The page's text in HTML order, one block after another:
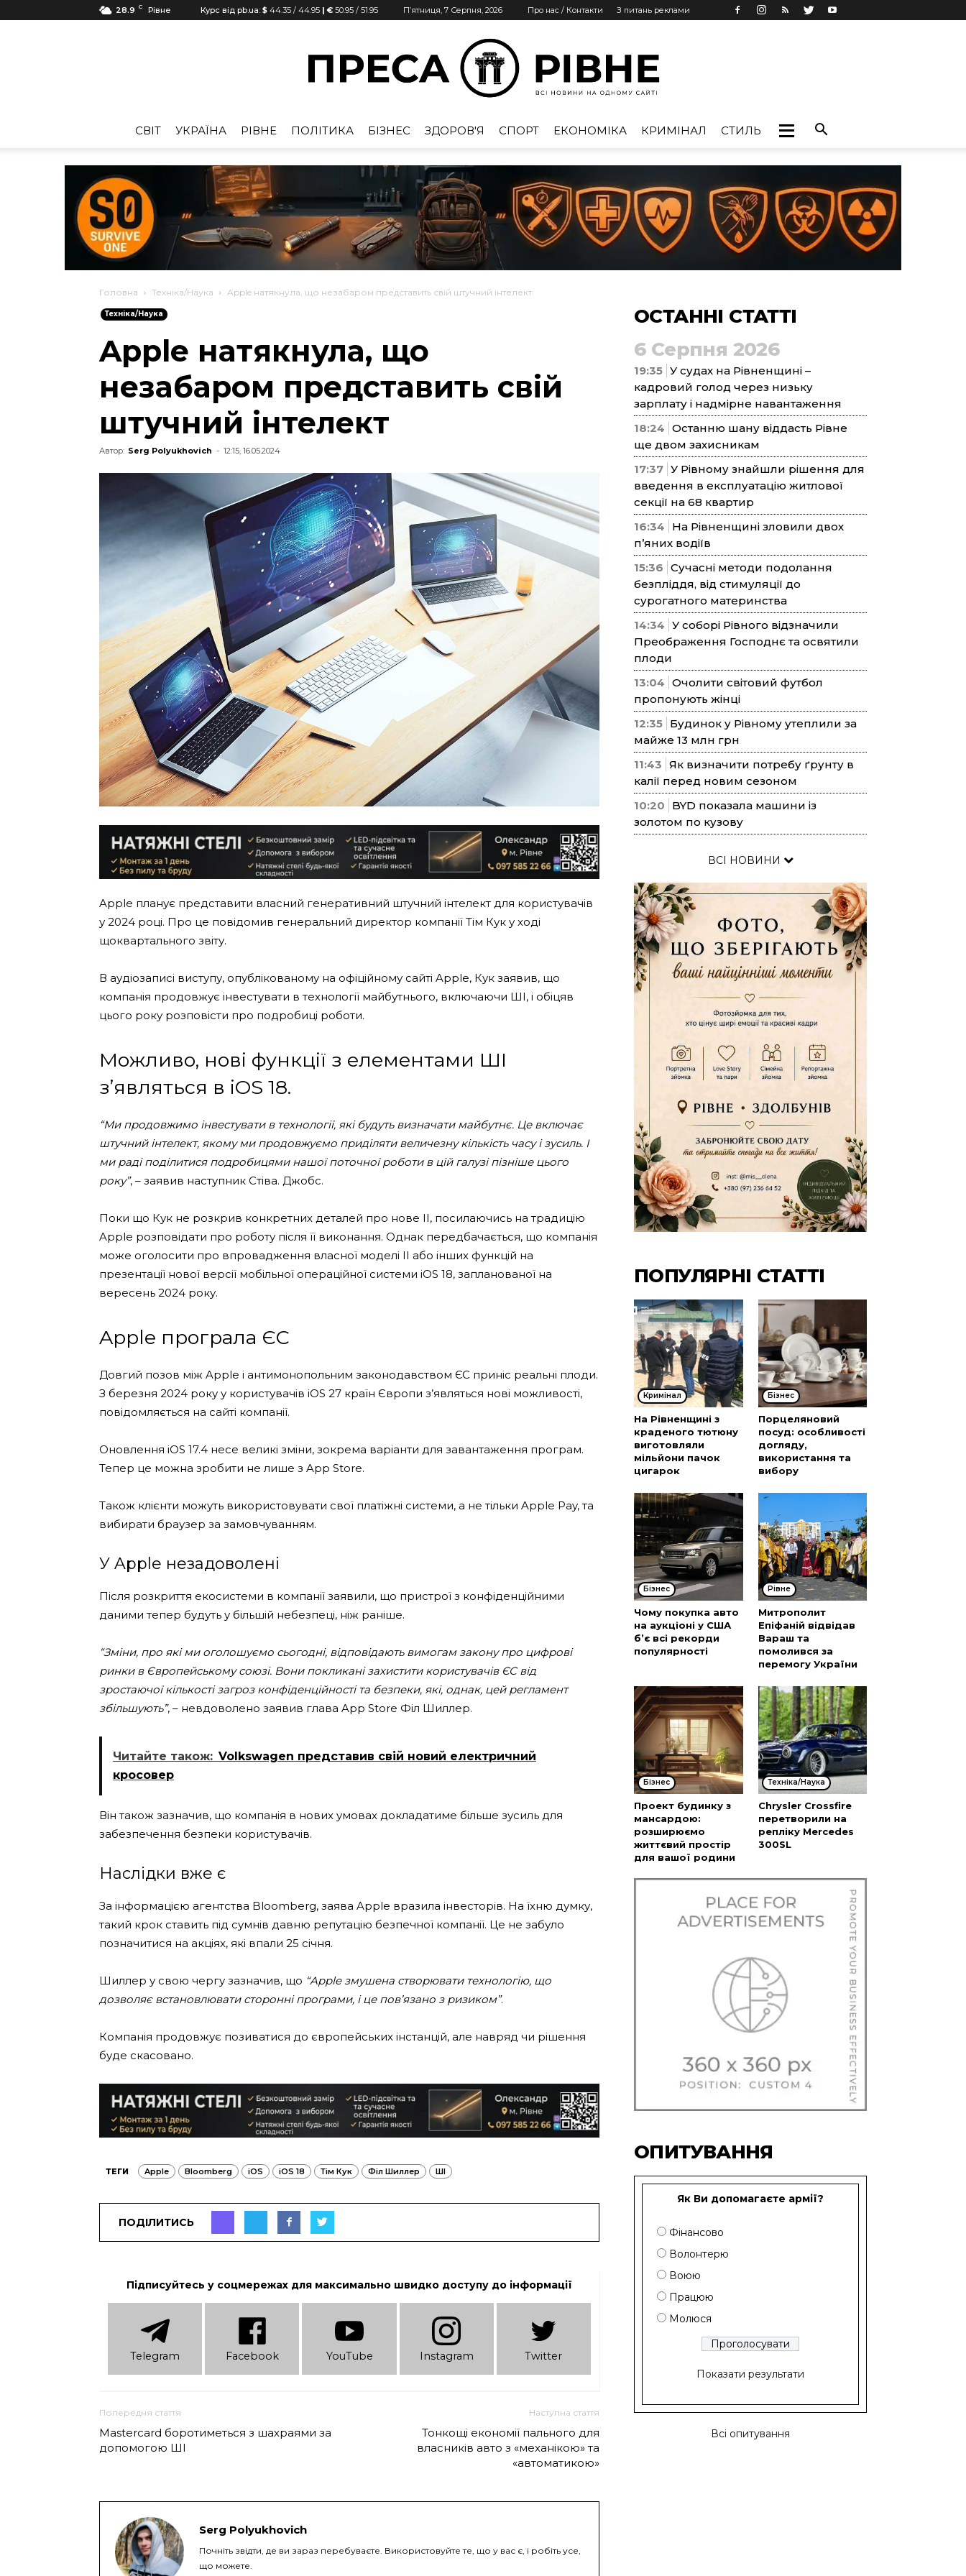
28.9 C Рівне Курс від pb.ua: $ 44.35 / 44.95 | € 50.95 / 51.95 П’ятниця, 7 Серпня, 2026 Про нас / Контакти З питань реклами
Рівне
CВІТ УКРАЇНА РІВНЕ ПОЛІТИКА БІЗНЕС ЗДОРОВ'Я СПОРТ ЕКОНОМІКА КРИМІНАЛ СТИЛЬ
Головна Техніка/Наука Apple натякнула, що незабаром представить свій штучний інтелект
Техніка/Наука
Apple натякнула, що
незабаром представить свій
штучний інтелект
Автор: Serg Polyukhovich - 12:15, 16.05.2024
Apple планує представити власний генеративний штучний інтелект для користувачів
у 2024 році. Про це повідомив генеральний директор компанії Тім Кук у ході
щоквартального звіту.
В аудіозаписі виступу, опублікованому на офіційному сайті Apple, Кук заявив, що
компанія продовжує інвестувати в технології майбутнього, включаючи ШІ, і обіцяв
цього року розповісти про подробиці роботи.
Можливо, нові функції з елементами ШІ
з’являться в iOS 18.
“Ми продовжимо інвестувати в технології, які будуть визначати майбутнє. Це включає
штучний інтелект, якому ми продовжуємо приділяти величезну кількість часу і зусиль. І
ми раді поділитися подробицями нашої поточної роботи в цій галузі пізніше цього
року”, – заявив наступник Стіва. Джобс.
Поки що Кук не розкрив конкретних деталей про нове ІІ, посилаючись на традицію
Apple розповідати про роботу після її виконання. Однак передбачається, що компанія
може оголосити про впровадження власної моделі ІІ або інших функцій на
презентації нової версії мобільної операційної системи iOS 18, запланованої на
вересень 2024 року.
Apple програла ЄС
Довгий позов між Apple і антимонопольним законодавством ЄС приніс реальні плоди.
З березня 2024 року у користувачів iOS 27 країн Європи з’являться нові можливості,
повідомляється на сайті компанії.
Оновлення iOS 17.4 несе великі зміни, зокрема варіанти для завантаження програм.
Тепер це можна зробити не лише з App Store.
Також клієнти можуть використовувати свої платіжні системи, а не тільки Apple Pay, та
вибирати браузер за замовчуванням.
У Apple незадоволені
Після розкриття екосистеми в компанії заявили, що пристрої з конфіденційними
даними тепер будуть у більшій небезпеці, ніж раніше.
“Зміни, про які ми оголошуємо сьогодні, відповідають вимогам закону про цифрові
ринки в Європейському союзі. Вони покликані захистити користувачів ЄС від
зростаючої кількості загроз конфіденційності та безпеки, які, однак, цей регламент
збільшують”, – невдоволено заявив глава App Store Філ Шиллер.
Читайте також: Volkswagen представив свій новий електричний
кросовер
Він також зазначив, що компанія в нових умовах докладатиме більше зусиль для
забезпечення безпеки користувачів.
Наслідки вже є
За інформацією агентства Bloomberg, заява Apple вразила інвесторів. На їхню думку,
такий крок ставить під сумнів давню репутацію безпечної компанії. Це не забуло
позначитися на акціях, які впали 25 січня.
Шиллер у свою чергу зазначив, що “Apple змушена створювати технологію, що
дозволяє встановлювати сторонні програми, і це пов’язано з ризиком”.
Компанія продовжує позиватися до європейських інстанцій, але навряд чи рішення
буде скасовано.
ТЕГИ Apple Bloomberg iOS iOS 18 Тім Кук Філ Шиллер ШІ
ПОДІЛИТИСЬ
Підписуйтесь у соцмережах для максимально швидко доступу до інформації
Telеgram Facebook YouTube Instagram Twitter
Попередня стаття
Mastercard боротиметься з шахраями за
допомогою ШІ
Наступна стаття
Тонкощі економії пального для
власників авто з «механікою» та
«автоматикою»
Serg Polyukhovich
Почніть звідти, де ви зараз перебуваєте. Використовуйте те, що у вас є, і робіть усе,
що можете.
ОСТАННІ СТАТТІ
6 Серпня 2026
19:35 У судах на Рівненщині –
кадровий голод через низьку
зарплату і надмірне навантаження
18:24 Останню шану віддасть Рівне
ще двом захисникам
17:37 У Рівному знайшли рішення для
введення в експлуатацію житлової
секції на 68 квартир
16:34
На Рівненщині зловили двох
п’яних водіїв
15:36 Сучасні методи подолання
безпліддя, від стимуляції до
сурогатного материнства
14:34 У соборі Рівного відзначили
Преображення Господнє та освятили
плоди
13:04 Очолити світовий футбол
пропонують жінці
12:35 Будинок у Рівному утеплили за
майже 13 млн грн
11:43 Як визначити потребу ґрунту в
калії перед новим сезоном
10:20
BYD показала машини із
золотом по кузову
ВСІ НОВИНИ
ПОПУЛЯРНІ СТАТТІ
Кримінал
На Рівненщині з
краденого тютюну
виготовляли
мільйони пачок
цигарок
Бізнес
Порцеляновий
посуд: особливості
догляду,
використання та
вибору
Бізнес
Чому покупка авто
на аукціоні у США
б’є всі рекорди
популярності
Рівне
Митрополит
Епіфаній відвідав
Вараш та
помолився за
перемогу України
Бізнес
Проект будинку з
мансардою:
розширюємо
життєвий простір
для вашої родини
Техніка/Наука
Chrysler Crossfire
перетворили на
репліку Mercedes
300SL
ОПИТУВАННЯ
Як Ви допомагаєте армії?
Фінансово
Волонтерю
Воюю
Працюю
Молюся
Показати результати
Всі опитування